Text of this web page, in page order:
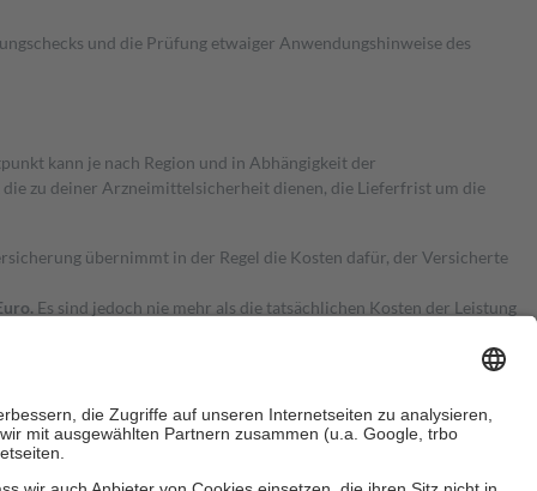
und die Prüfung etwaiger Anwendungshinweise des
kann je nach Region und in Abhängigkeit der
zu deiner Arzneimittelsicherheit dienen, die Lieferfrist um die
übernimmt in der Regel die Kosten dafür, der Versicherte
Es sind jedoch nie mehr als die tatsächlichen Kosten der Leistung
Zuzahlungen an bei: